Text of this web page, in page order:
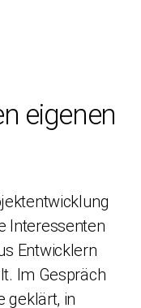
eigenen
Interessenten
Entwicklern
Im Gespräch
geklärt, in